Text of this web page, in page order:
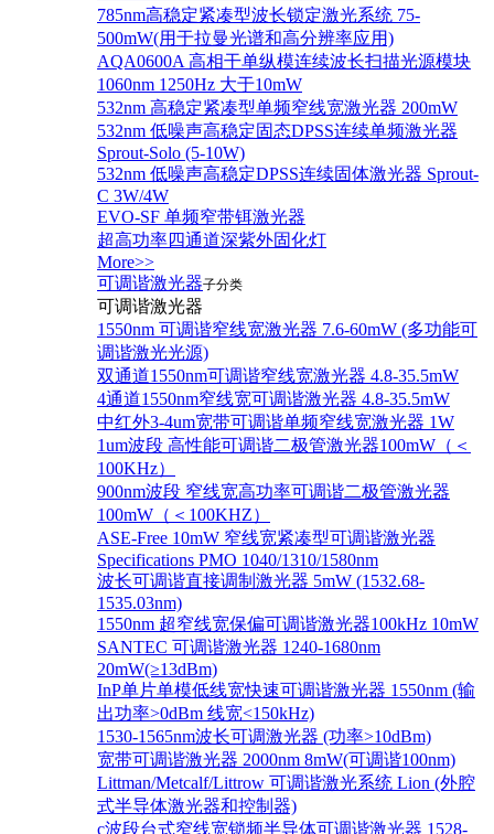
785nm高稳定紧凑型波长锁定激光系统 75-
500mW(用于拉曼光谱和高分辨率应用)
AQA0600A 高相干单纵模连续波长扫描光源模块
1060nm 1250Hz 大于10mW
532nm 高稳定紧凑型单频窄线宽激光器 200mW
532nm 低噪声高稳定固态DPSS连续单频激光器
Sprout‐Solo (5-10W)
532nm 低噪声高稳定DPSS连续固体激光器 Sprout-
C 3W/4W
EVO-SF 单频窄带铒激光器
超高功率四通道深紫外固化灯
More>>
可调谐激光器子分类
可调谐激光器
1550nm 可调谐窄线宽激光器 7.6-60mW (多功能可
调谐激光光源)
双通道1550nm可调谐窄线宽激光器 4.8-35.5mW
4通道1550nm窄线宽可调谐激光器 4.8-35.5mW
中红外3-4um宽带可调谐单频窄线宽激光器 1W
1um波段 高性能可调谐二极管激光器100mW（＜
100KHz）
900nm波段 窄线宽高功率可调谐二极管激光器
100mW（＜100KHZ）
ASE-Free 10mW 窄线宽紧凑型可调谐激光器
Specifications PMO 1040/1310/1580nm
波长可调谐直接调制激光器 5mW (1532.68-
1535.03nm)
1550nm 超窄线宽保偏可调谐激光器100kHz 10mW
SANTEC 可调谐激光器 1240-1680nm
20mW(≥13dBm)
InP单片单模低线宽快速可调谐激光器 1550nm (输
出功率>0dBm 线宽<150kHz)
1530-1565nm波长可调激光器 (功率>10dBm)
宽带可调谐激光器 2000nm 8mW(可调谐100nm)
Littman/Metcalf/Littrow 可调谐激光系统 Lion (外腔
式半导体激光器和控制器)
c波段台式窄线宽锁频半导体可调谐激光器 1528-